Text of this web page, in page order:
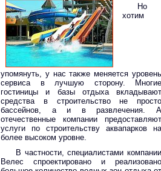
Но
хотим
упомянуть, у нас также меняется уровень
сервиса в лучшую сторону. Многие
гостиницы и базы отдыха вкладывают
средства в строительство не просто
бассейнов, а и в развлечения. А
отечественные компании предоставляют
услуги по строительству аквапарков на
более высоком уровне.
В частности, специалистами компании
Велес спроектировано и реализовано